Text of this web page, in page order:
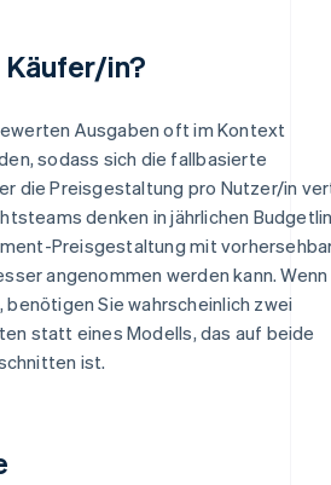
in?
Ausgaben oft im Kontext
sodass sich die fallbasierte
die Preisgestaltung pro Nutzer/in
denken in jährlichen
Preisgestaltung mit
angenommen werden kann. Wenn
benötigen Sie wahrscheinlich zwei
statt eines Modells, das auf beide
ist.